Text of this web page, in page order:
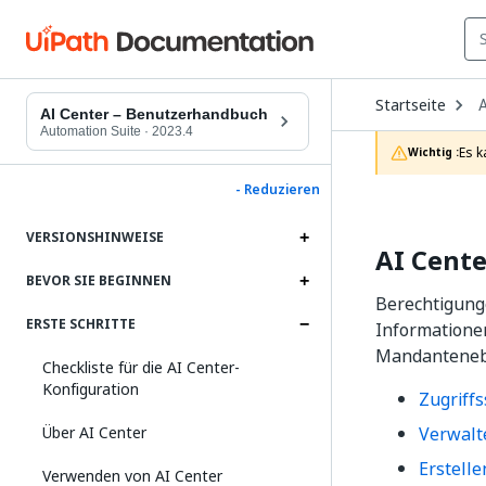
AI Center – Benutzerhandbuch
Automation Suite · 2023.4
- Reduzieren
VERSIONSHINWEISE
BEVOR SIE BEGINNEN
ERSTE SCHRITTE
Checkliste für die AI Center-
Konfiguration
Über AI Center
Verwenden von AI Center
Startseite
to
Wichtig :Es
AI